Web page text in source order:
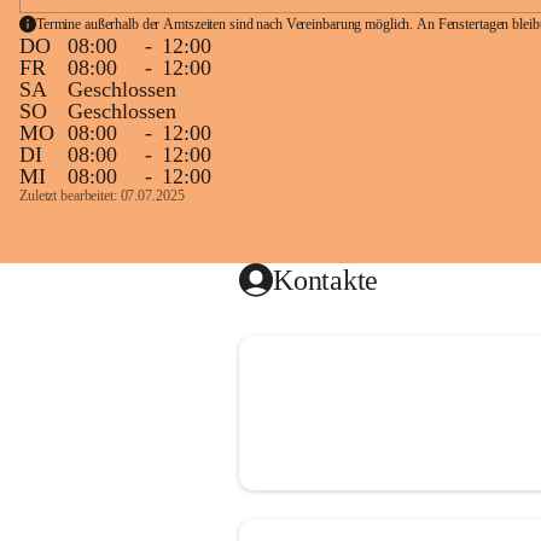
Termine außerhalb der Amtszeiten sind nach Vereinbarung möglich. An Fenstertagen
DO 08:00 - 12:00
FR
08:00 - 12:00
SA
Geschlossen
SO
Geschlossen
MO 08:00 - 12:00
DI
08:00 - 12:00
MI
08:00 - 12:00
Zuletzt bearbeitet: 07.07.2025
Kontakte